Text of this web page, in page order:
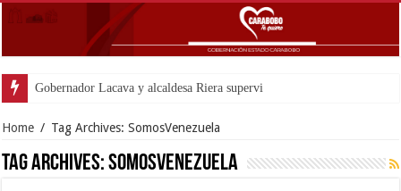
Home / Tag Archives: SomosVenezuela
Tag Archives:SomosVenezuela